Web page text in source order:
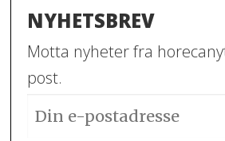
NYHETSBREV
Motta nyheter fra
post.